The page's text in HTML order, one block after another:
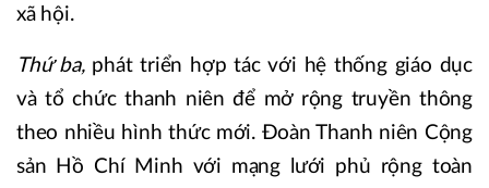
xã hội.
Thứ ba, phát triển hợp tác với hệ thống giáo dục
và tổ chức thanh niên để mở rộng truyền thông
theo nhiều hình thức mới. Đoàn Thanh niên Cộng
sản Hồ Chí Minh với mạng lưới phủ rộng toàn